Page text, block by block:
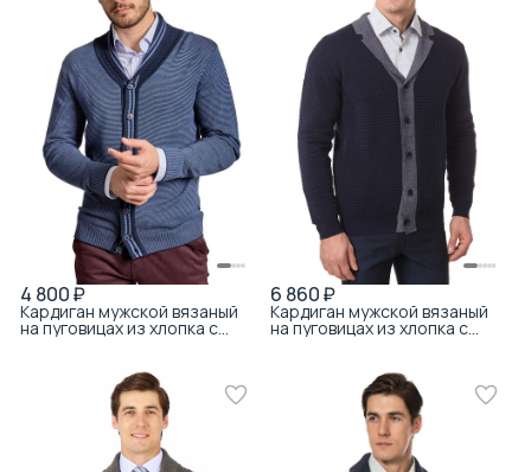
4 800 ₽
Кардиган мужской вязаный
на пуговицах из хлопка с
акрилом с текстурой микро-
6 860 ₽
Кардиган мужской вязаный
на пуговицах из хлопка с
акрилом с вафельной